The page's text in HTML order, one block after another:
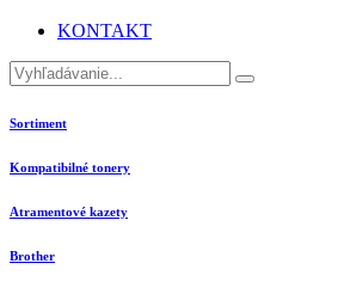
KONTAKT
Sortiment
Kompatibilné tonery
Atramentové kazety
Brother